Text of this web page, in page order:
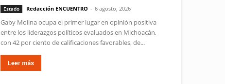
Estado Redacción ENCUENTRO - 6 agosto, 2026
Gaby Molina ocupa el primer lugar en opinión positiva
entre los liderazgos políticos evaluados en Michoacán,
con 42 por ciento de calificaciones favorables, de...
Leer más